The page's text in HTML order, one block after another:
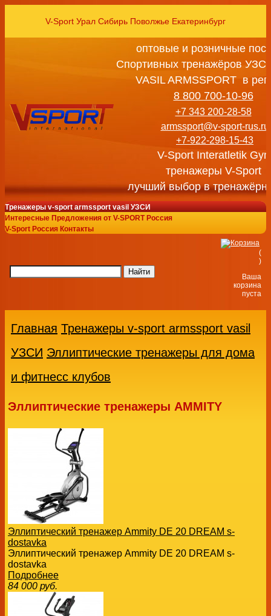
V-Sport Урал Сибирь Поволжье Екатеринбург
оптовые и розничные
Спортивных тренажёров
VASIL ARMSSPORT в
8 800 700-10-96
+7 343 200-28-58
armssport@v-sport-rus.ru
+7-922-298-15-43
V-Sport Interatletik
тренажеры V-Sport
лучший выбор в
Тренажеры v-sport armssport vasil УЗСИ
Интересные Предложения от V-SPORT Россия
V-Sport Россия Контакты
(
)
Ваша
корзина
пуста
Главная Тренажеры v-sport armssport vasil
УЗСИ Эллиптические тренажеры для дома
и фитнесс клубов
Эллиптические тренажеры AMMITY
Эллиптический тренажер Ammity DE 20 DREAM s-
dostavka
Эллиптический тренажер Ammity DE 20 DREAM s-
dostavka
Подробнее
84 000 руб.